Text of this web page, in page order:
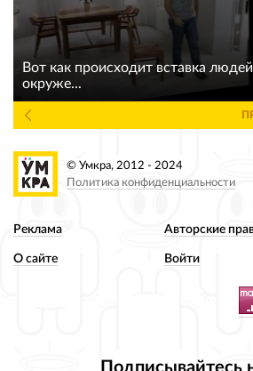
Вот как происходит вставка
окруже...
Реклама Авторские
О сайте Войти
Подписывайтесь
© Умкра, 2012 - 2024
Политика конфиденциальности